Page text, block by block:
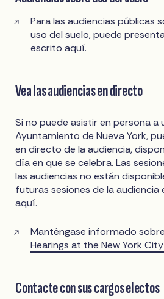
Para las audiencias públicas
uso del suelo, puede
escrito aquí.
Vea las audiencias en directo
Si no puede asistir en persona a
Ayuntamiento de Nueva York,
en directo de la audiencia,
día en que se celebra. Las
las audiencias no están
futuras sesiones de la audiencia
aquí.
Manténgase informado
Hearings at the New York
Contacte con sus cargos electos